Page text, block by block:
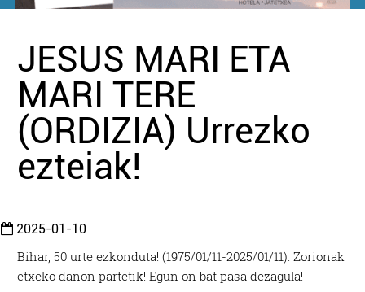
JESUS MARI ETA
MARI TERE
(ORDIZIA) Urrezko
ezteiak!
2025-01-10
Bihar, 50 urte ezkonduta! (1975/01/11-2025/01/11).Zorionak
etxeko danon partetik!Egun on bat pasa dezagula!